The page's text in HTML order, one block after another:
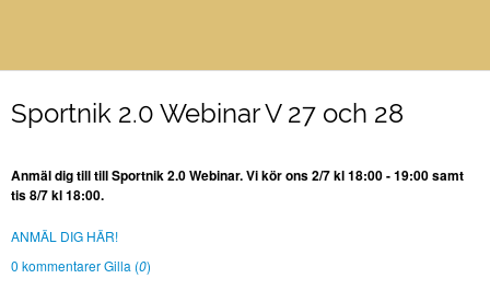
Sportnik 2.0 Webinar V 27 och 28
Anmäl dig till till Sportnik 2.0 Webinar. Vi kör ons 2/7 kl 18:00 - 19:00 samt
tis 8/7 kl 18:00.
ANMÄL DIG HÄR!
0 kommentarerGilla (0)